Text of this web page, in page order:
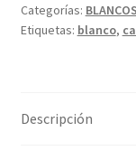
Categorías: BLANCOS
Etiquetas: blanco,
Descripción